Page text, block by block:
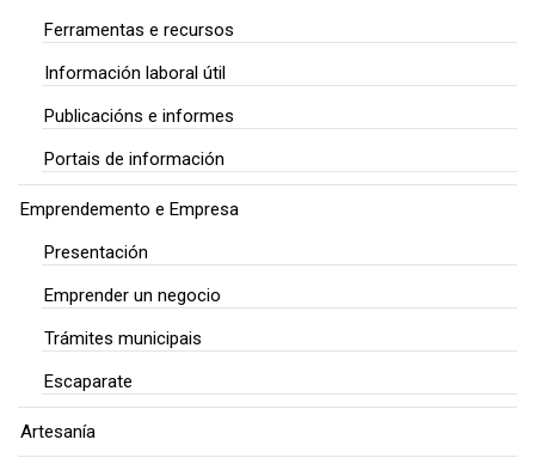
Ferramentas e recursos
Información laboral útil
Publicacións e informes
Portais de información
Emprendemento e Empresa
Presentación
Emprender un negocio
Trámites municipais
Escaparate
Artesanía